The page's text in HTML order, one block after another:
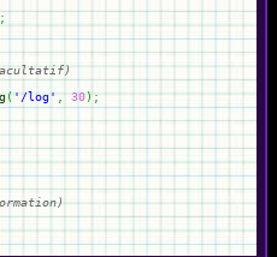
;
('/log' 30);